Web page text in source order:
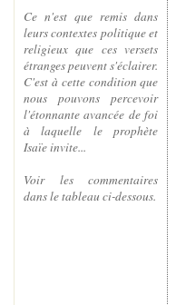
Ce n'est que remis dans
leurs contextes politique et
religieux que ces versets
étranges peuvent s'éclairer.
C'est à cette condition que
nous pouvons percevoir
l'étonnante avancée de foi
à laquelle le prophète
Isaïe invite...
Voir les commentaires
dans le tableau ci-dessous.